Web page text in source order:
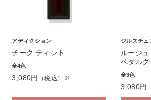
アディクション
チーク ティント
全4色
3,080円 （税込）※
ジルスチュ
ルージ
ペタルグ
全3色
3,080円